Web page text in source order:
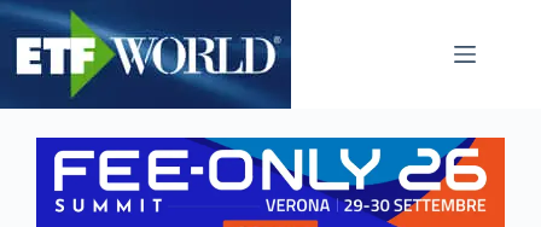
Salta
contenuto